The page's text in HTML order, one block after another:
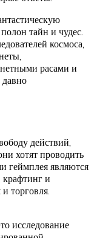
тайн и чудес.
космоса,
расами и
давно
действий,
хотят проводить
геймплея являются
крафтинг и
торговля.
исследование